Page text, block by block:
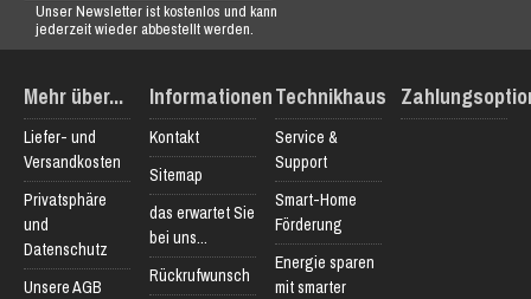
Unser Newsletter ist kostenlos und kann
jederzeit wieder abbestellt werden.
Mehr über...
Liefer- und
Versandkosten
Privatsphäre
und
Datenschutz
Unsere AGB
Informationen
Kontakt
Sitemap
das erwartet Sie
bei uns...
Rückrufwunsch
Technikhaus
Service &
Support
Smart-Home
Förderung
Energie sparen
mit smarter